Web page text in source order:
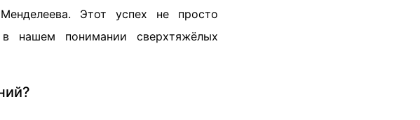
Этот успех не просто
нашем понимании сверхтяжёлых